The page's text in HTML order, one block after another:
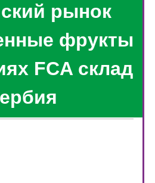
рынок
фрукты
FCA склад